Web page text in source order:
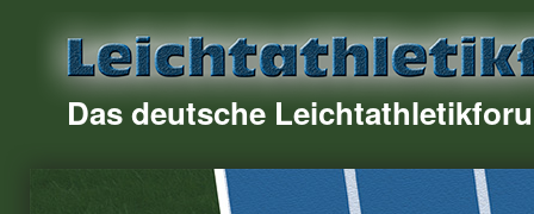
Das deutsche